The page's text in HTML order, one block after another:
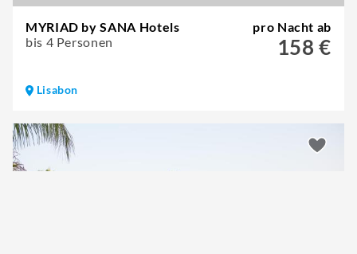
MYRIAD by SANA Hotels
bis 4 Personen
pro Nacht ab
158 €
Lisabon